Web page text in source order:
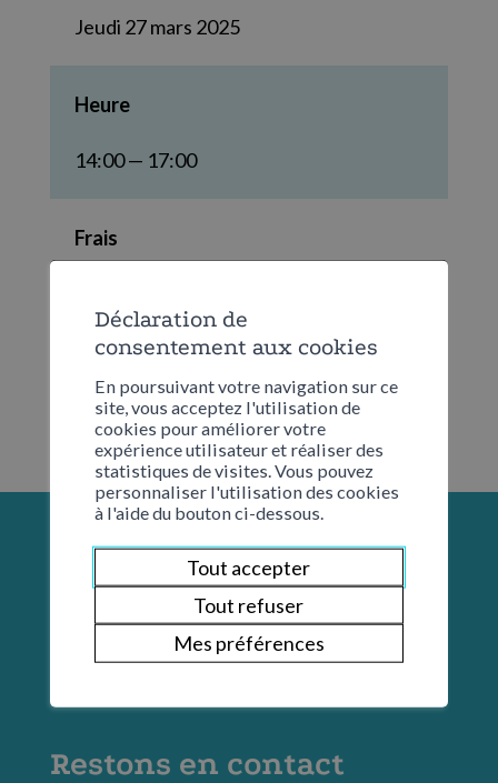
Jeudi 27 mars 2025
Heure
14:00 — 17:00
Frais
Restons en contact
Déclaration de
consentement aux cookies
En poursuivant votre navigation sur ce
site, vous acceptez l'utilisation de
cookies pour améliorer votre
expérience utilisateur et réaliser des
statistiques de visites. Vous pouvez
personnaliser l'utilisation des cookies
à l'aide du bouton ci-dessous.
Tout accepter
Tout refuser
Mes préférences